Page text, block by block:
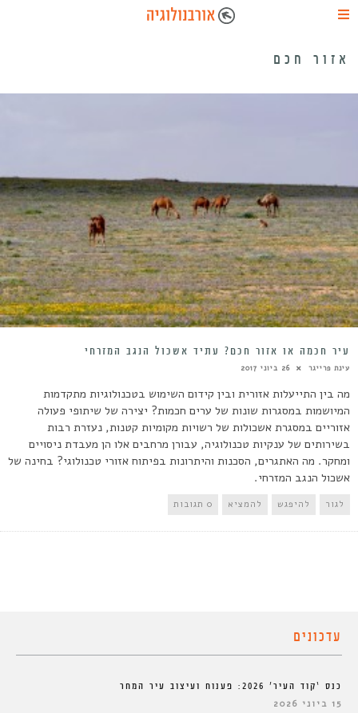
אזור חכם
עיר חכמה או אזור חכם? עתיד אשכול הנגב המזרחי
עינת פרייגר 26 ביוני 2017
מה בין התייעלות אזורית ובין קידום השימוש בטכנולוגיות מתקדמות
המיושמות במסגרות שונות של ערים חכמות? יצירה של שיתופי פעולה
אזוריים במסגרת אשכולות של רשויות מקומיות קטנות, נעזרת רבות
בשירותים של ענקיות טכנולוגיה, עבורן מרחבים אלו הן מעבדת ניסויים
ומחקר. מה האתגרים, הסכנות והיתרונות בפיתוח אזורי טכנולוגי? בחינה של
אשכול הנגב המזרחי.
לגור להיפגש להמציא 0 תגובות
עדכונים
כנס ‘קוד העיר’ 2026: פענוח ועיצוב עיר המחר
15 ביוני 2026